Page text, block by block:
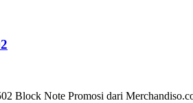
Block Note Promosi dari